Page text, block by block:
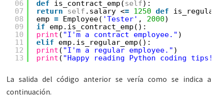
06
07
08
09
10
11
12
13
def
is_contract_emp(self):
return
self .salary <= 1250 def
emp = Employee( 'Tester' , 2000)
if
emp.is_contract_emp():
print ( "I'm a contract employee." )
elif
emp.is_regular_emp():
print ( "I'm a regular employee." )
print ( "Happy reading Python coding tips!"
La salida del código anterior se vería como se indica a
continuación.